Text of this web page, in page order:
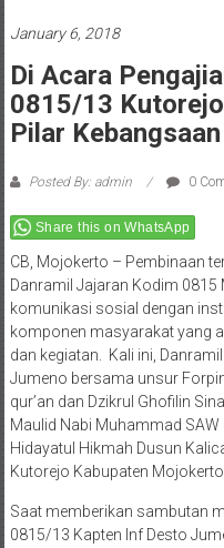
January 6, 2018
Di Acara
0815/13
Pilar Kebangsaan
Posted By: admin 0
Share this on WhatsApp
CB, Mojokerto – Pembinaan
Danramil Jajaran Kodim
komunikasi sosial dengan
komponen masyarakat yang
dan kegiatan. Kali ini,
Jumeno bersama unsur
qur’an dan Dzikrul Ghofilin
Maulid Nabi Muhammad SAW
Hidayatul Hikmah Dusun
Kutorejo Kabupaten
Saat memberikan sambutan
0815/13 Kapten Inf Desto